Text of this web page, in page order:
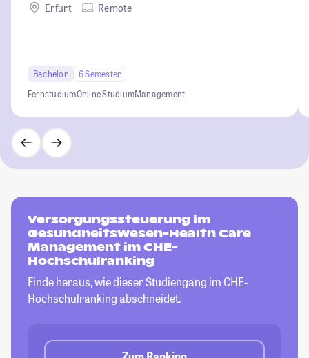
Erfurt
Remote
Bachelor
6 Semester
FernstudiumOnline StudiumManagement
Versorgungssteuerung im
Gesundheitswesen-Health Care
Management im CHE-
Hochschulranking
Finde heraus, wie dieser Studiengang im CHE-
Hochschulranking abschneidet.